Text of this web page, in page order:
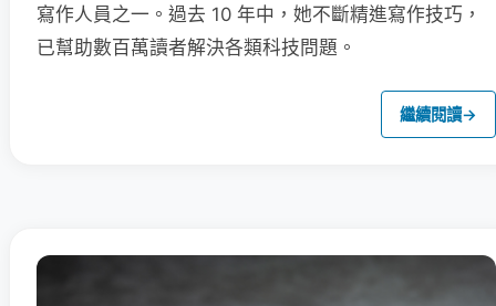
寫作人員之一。過去 10 年中，她不斷精進寫作技巧，
已幫助數百萬讀者解決各類科技問題。
繼續閱讀→